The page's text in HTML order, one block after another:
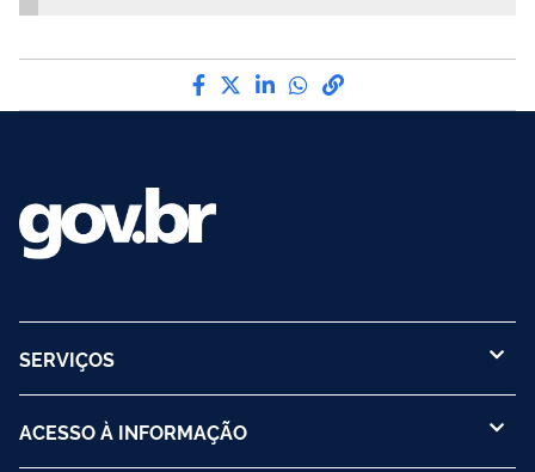
Compartilhe por Facebook
Compartilhe por Twitter
Compartilhe por
Compartilhe por
link para Copiar
SERVIÇOS
ACESSO À INFORMAÇÃO